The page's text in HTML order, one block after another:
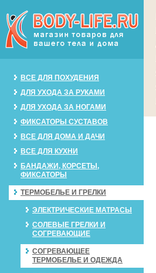
ВСЕ ДЛЯ ПОХУДЕНИЯ
ДЛЯ УХОДА ЗА РУКАМИ
ДЛЯ УХОДА ЗА НОГАМИ
ФИКСАТОРЫ СУСТАВОВ
ВСЕ ДЛЯ ДОМА И ДАЧИ
ВСЕ ДЛЯ КУХНИ
БАНДАЖИ, КОРСЕТЫ,
ФИКСАТОРЫ
ТЕРМОБЕЛЬЕ И ГРЕЛКИ
ЭЛЕКТРИЧЕСКИЕ МАТРАСЫ
СОЛЕВЫЕ ГРЕЛКИ И
СОГРЕВАЮЩИЕ
СОГРЕВАЮЩЕЕ
ТЕРМОБЕЛЬЕ И ОДЕЖДА